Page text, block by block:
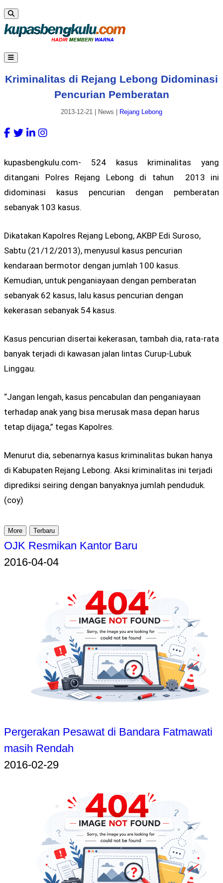
Kriminalitas di Rejang Lebong Didominasi
Pencurian Pemberatan
2013-12-21 News Rejang Lebong
kupasbengkulu.com- 524 kasus kriminalitas yang
ditangani Polres Rejang Lebong di tahun 2013 ini
didominasi kasus pencurian dengan pemberatan
sebanyak 103 kasus.
Dikatakan Kapolres Rejang Lebong, AKBP Edi Suroso,
Sabtu (21/12/2013), menyusul kasus pencurian
kendaraan bermotor dengan jumlah 100 kasus.
Kemudian, untuk penganiayaan dengan pemberatan
sebanyak 62 kasus, lalu kasus pencurian dengan
kekerasan sebanyak 54 kasus.
Kasus pencurian disertai kekerasan, tambah dia, rata-rata
banyak terjadi di kawasan jalan lintas Curup-Lubuk
Linggau.
“Jangan lengah, kasus pencabulan dan penganiayaan
terhadap anak yang bisa merusak masa depan harus
tetap dijaga,” tegas Kapolres.
Menurut dia, sebenarnya kasus kriminalitas bukan hanya
di Kabupaten Rejang Lebong. Aksi kriminalitas ini terjadi
diprediksi seiring dengan banyaknya jumlah penduduk.
(coy)
More Terbaru
OJK Resmikan Kantor Baru
2016-04-04
Pergerakan Pesawat di Bandara Fatmawati
masih Rendah
2016-02-29